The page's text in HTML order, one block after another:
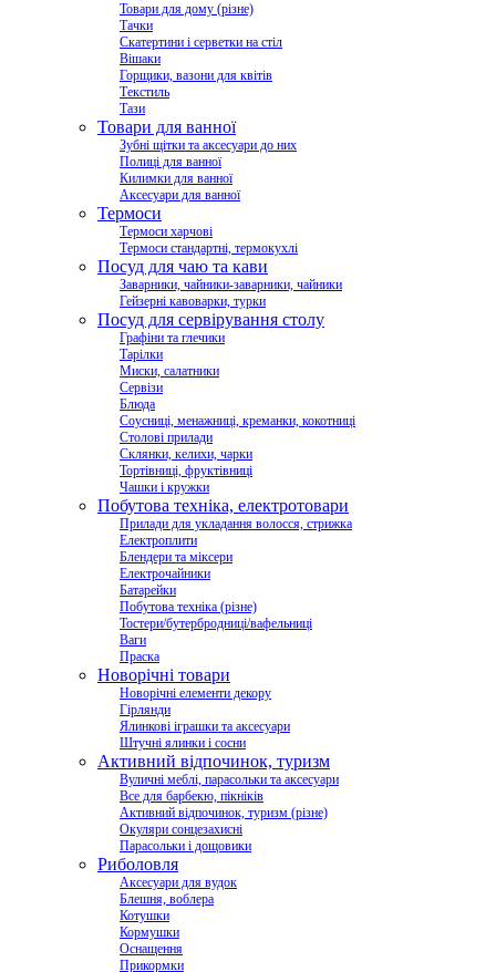
Товари для дому (різне)
Тачки
Скатертини і серветки на стіл
Вішаки
Горщики, вазони для квітів
Текстиль
Тази
Товари для ванної
Зубні щітки та аксесуари до них
Полиці для ванної
Килимки для ванної
Аксесуари для ванної
Термоси
Термоси харчові
Термоси стандартні, термокухлі
Посуд для чаю та кави
Заварники, чайники-заварники, чайники
Гейзерні кавоварки, турки
Посуд для сервірування столу
Графіни та глечики
Тарілки
Миски, салатники
Сервізи
Блюда
Соусниці, менажниці, креманки, кокотниці
Столові прилади
Склянки, келихи, чарки
Тортівниці, фруктівниці
Чашки і кружки
Побутова техніка, електротовари
Прилади для укладання волосся, стрижка
Електроплити
Блендери та міксери
Електрочайники
Батарейки
Побутова техніка (різне)
Тостери/бутербродниці/вафельниці
Ваги
Праска
Новорічні товари
Новорічні елементи декору
Гірлянди
Ялинкові іграшки та аксесуари
Штучні ялинки і сосни
Активний відпочинок, туризм
Вуличні меблі, парасольки та аксесуари
Все для барбекю, пікніків
Активний відпочинок, туризм (різне)
Окуляри сонцезахисні
Парасольки і дощовики
Риболовля
Аксесуари для вудок
Блешня, воблера
Котушки
Кормушки
Оснащення
Прикормки